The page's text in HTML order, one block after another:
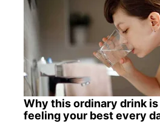
Why this ordinary drink
feeling your best every